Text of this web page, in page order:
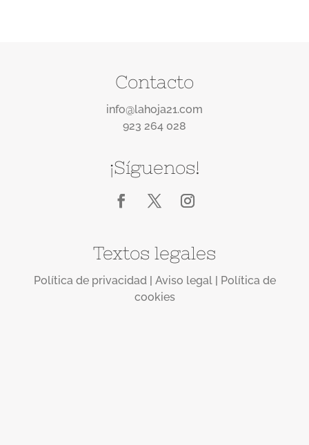
Contacto
info@lahoja21.com
923 264 028
¡Síguenos!
Textos legales
Política de privacidad| Aviso legal| Política de
cookies